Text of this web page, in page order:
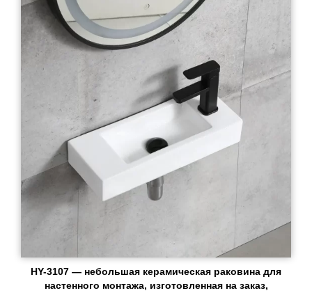
HY-3107 — небольшая керамическая раковина для
настенного монтажа, изготовленная на заказ,